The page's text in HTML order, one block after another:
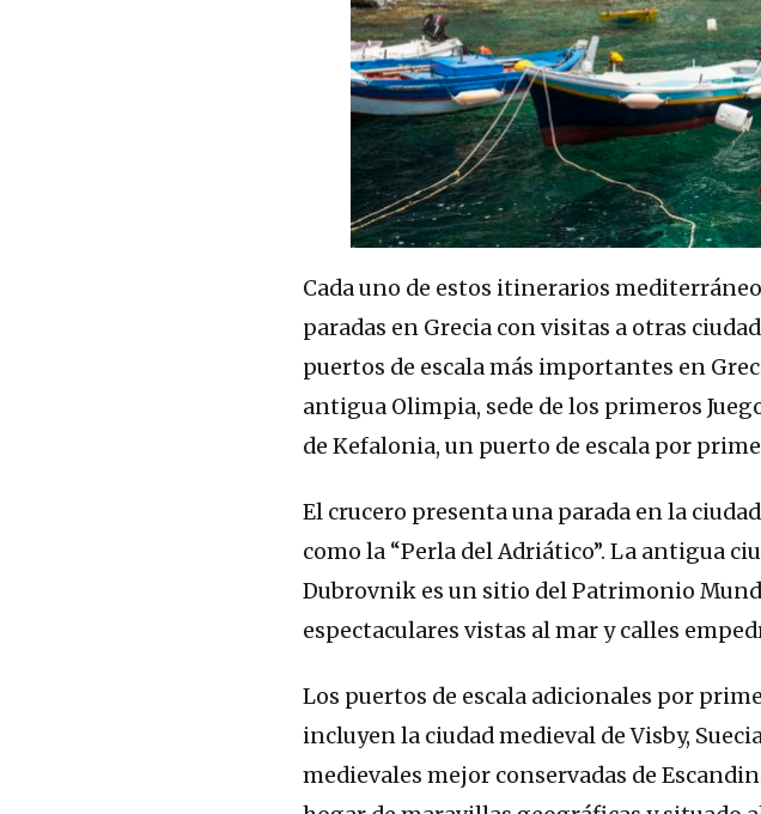
Cada uno de estos itinerarios
paradas en Grecia con visitas a otras
puertos de escala más importantes en
antigua Olimpia, sede de los primeros
de Kefalonia, un puerto de escala por
El crucero presenta una parada en la
como la “Perla del Adriático”. La antigua
Dubrovnik es un sitio del Patrimonio
espectaculares vistas al mar y calles
Los puertos de escala adicionales por
incluyen la ciudad medieval de Visby,
medievales mejor conservadas de